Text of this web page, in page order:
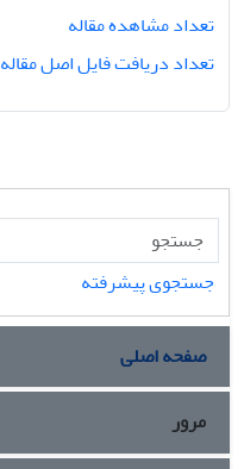
تعداد مشاهده مقاله
تعداد دریافت فایل اصل مقاله
جستجوی پیشرفته
صفحه اصلی
مرور